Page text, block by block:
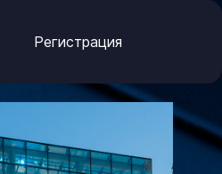
Регистрация